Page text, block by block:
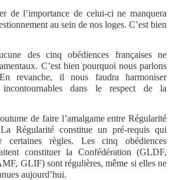
de l’importance de celui-ci ne manquera
au sein de nos loges. C’est bien
des cinq obédiences françaises ne
C’est bien pourquoi nous parlons
revanche, il nous faudra harmoniser
incontournables dans le respect de la
de faire l’amalgame entre Régularité
La Régularité constitue un pré-requis qui
certaines règles. Les cinq obédiences
constituer la Confédération (GLDF,
GLIF) sont régulières, même si elles ne
aujourd’hui.